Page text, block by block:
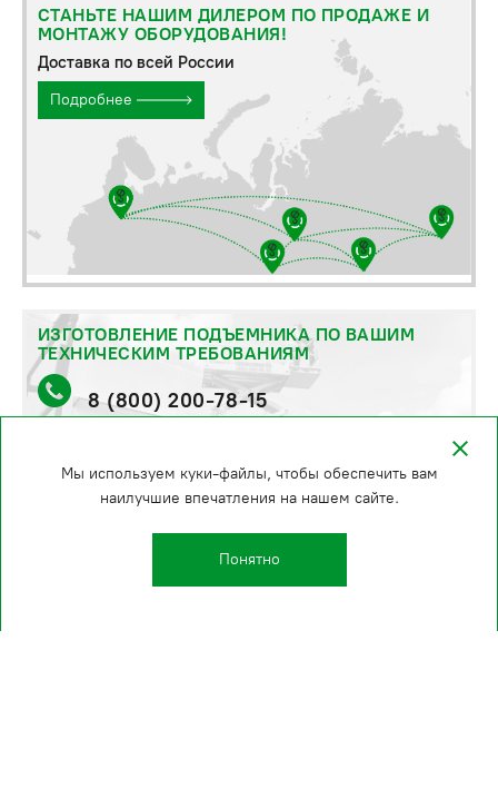
СТАНЬТЕ НАШИМ ДИЛЕРОМ ПО ПРОДАЖЕ И
МОНТАЖУ ОБОРУДОВАНИЯ!
Доставка по всей России
Подробнее
ИЗГОТОВЛЕНИЕ ПОДЪЕМНИКА ПО ВАШИМ
ТЕХНИЧЕСКИМ ТРЕБОВАНИЯМ
8 (800) 200-78-15
стоимость и сроки уточняйте по телефону
Мы используем куки-файлы, чтобы обеспечить вам
наилучшие впечатления на нашем сайте.
Понятно